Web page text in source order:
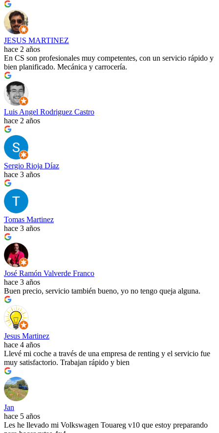
JESUS MARTINEZ
hace 2 años
En CS son profesionales muy competentes, con un servicio rápido y
bien planificado. Mecánica y carrocería.
Luis Angel Rodriguez Castro
hace 2 años
Sergio Rioja Díaz
hace 3 años
Tomas Martinez
hace 3 años
José Ramón Valverde Franco
hace 3 años
Buen precio, servicio también bueno, yo no tengo queja alguna.
Jesus Martinez
hace 4 años
Llevé mi coche a través de una empresa de renting y el servicio fue
muy satisfactorio. Trabajan rápido y bien
Jan
hace 5 años
Les he llevado mi Volkswagen Touareg v10 que estoy preparando